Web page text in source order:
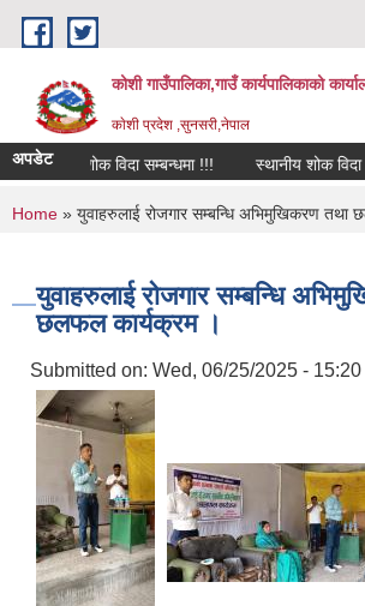
Skip to main content
कोशी गाउँपालिका,गाउँ कार्यपालिकाको
काेशी प्रदेश ,सुनसरी,नेपाल
अपडेटशोक विदा सम्बन्धमा !!!
You are here
Home » युवाहरुलाई रोजगार सम्बन्धि अभिमुखिकरण तथा
युवाहरुलाई रोजगार सम्बन्धि
छलफल कार्यक्रम ।
Submitted on: Wed, 06/25/2025 - 15:20